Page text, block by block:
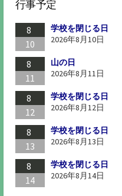
行事予定
8
10
学校を閉じる日
2026年8月10日
8
11
山の日
2026年8月11日
8
12
学校を閉じる日
2026年8月12日
8
13
学校を閉じる日
2026年8月13日
8
14
学校を閉じる日
2026年8月14日